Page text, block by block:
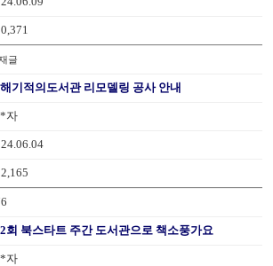
글
기적의도서관 리모델링 공사 안내
자
회 북스타트 주간 도서관으로 책소풍가요
자